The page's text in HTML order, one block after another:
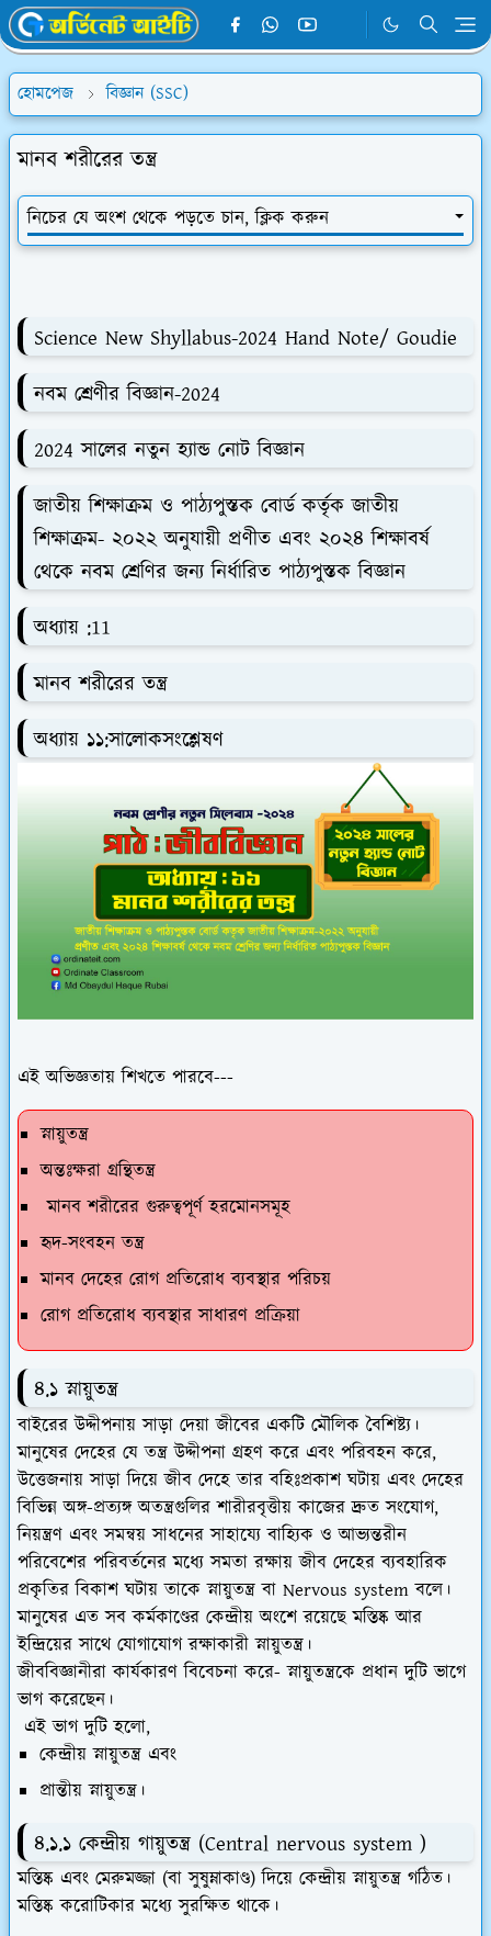
হোমপেজ বিজ্ঞান (SSC)
মানব শরীরের তন্ত্র
নিচের যে অংশ থেকে পড়তে চান, ক্লিক করুন
Science New Shyllabus-2024 Hand Note/ Goudie
নবম শ্রেণীর বিজ্ঞান-2024
2024 সালের নতুন হ্যান্ড নোট বিজ্ঞান
জাতীয় শিক্ষাক্রম ও পাঠ্যপুস্তক বোর্ড কর্তৃক জাতীয়
শিক্ষাক্রম- ২০২২ অনুযায়ী প্রণীত এবং ২০২৪ শিক্ষাবর্ষ
থেকে নবম শ্রেণির জন্য নির্ধারিত পাঠ্যপুস্তক বিজ্ঞান
অধ্যায় :11
মানব শরীরের তন্ত্র
অধ্যায় ১১:সালোকসংশ্লেষণ
এই অভিজ্ঞতায় শিখতে পারবে---
স্নায়ুতন্ত্র
অন্তঃক্ষরা গ্রন্থিতন্ত্র
মানব শরীরের গুরুত্বপূর্ণ হরমোনসমূহ
হৃদ-সংবহন তন্ত্র
মানব দেহের রোগ প্রতিরোধ ব্যবস্থার পরিচয়
রোগ প্রতিরোধ ব্যবস্থার সাধারণ প্রক্রিয়া
৪.১ স্নায়ুতন্ত্র
বাইরের উদ্দীপনায় সাড়া দেয়া জীবের একটি মৌলিক বৈশিষ্ট্য।
মানুষের দেহের যে তন্ত্র উদ্দীপনা গ্রহণ করে এবং পরিবহন করে,
উত্তেজনায় সাড়া দিয়ে জীব দেহে তার বহিঃপ্রকাশ ঘটায় এবং দেহের
বিভিন্ন অঙ্গ-প্রত্যঙ্গ অতন্ত্রগুলির শারীরবৃত্তীয় কাজের দ্রুত সংযোগ,
নিয়ন্ত্রণ এবং সমন্বয় সাধনের সাহায্যে বাহ্যিক ও আভ্যন্তরীন
পরিবেশের পরিবর্তনের মধ্যে সমতা রক্ষায় জীব দেহের ব্যবহারিক
প্রকৃতির বিকাশ ঘটায় তাকে স্নায়ুতন্ত্র বা Nervous system বলে।
মানুষের এত সব কর্মকাণ্ডের কেন্দ্রীয় অংশে রয়েছে মস্তিষ্ক আর
ইন্দ্রিয়ের সাথে যোগাযোগ রক্ষাকারী স্নায়ুতন্ত্র।
জীববিজ্ঞানীরা কার্যকারণ বিবেচনা করে-স্নায়ুতন্ত্রকে প্রধান দুটি ভাগে
ভাগ করেছেন ।
এই ভাগ দুটি হলো,
কেন্দ্রীয় স্নায়ুতন্ত্র এবং
প্রান্তীয় স্নায়ুতন্ত্র।
৪.১.১ কেন্দ্রীয় গায়ুতন্ত্র (Central nervous system )
মস্তিষ্ক এবং মেরুমজ্জা (বা সুষুম্নাকাণ্ড) দিয়ে কেন্দ্রীয় স্নায়ুতন্ত্র গঠিত।
মস্তিষ্ক করোটিকার মধ্যে সুরক্ষিত থাকে।